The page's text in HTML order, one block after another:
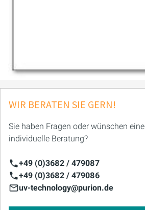
WIR BERATEN SIE GERN!
Sie haben Fragen oder wünschen eine
individuelle Beratung?
+49 (0)3682 / 479087
+49 (0)3682 / 479086
uv-technology@purion.de